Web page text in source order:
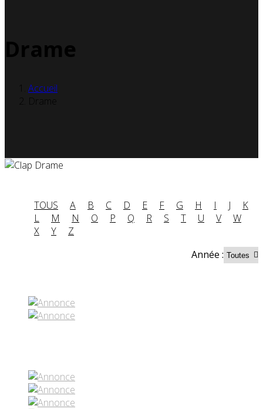
Drame
Accueil
Drame
TOUS A B C D E F G H I J
K
L
M N O P Q R S T U V
W
X
Y
Z
Année :